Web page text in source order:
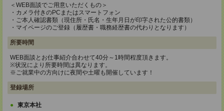
＜WEB面談でご用意いただくもの＞
・カメラ付きのPCまたはスマートフォン
・ご本人確認書類（現住所・氏名・生年月日が印字された公的書類）
・マイページのご登録（履歴書・職務経歴書の代わりとなります）
所要時間
WEB面談とお仕事紹介合わせて40分～1時間程度頂きます。
※状況により所要時間は異なります。
※ご就業中の方向けに夜間や土曜も開催しています！
登録場所
東京本社